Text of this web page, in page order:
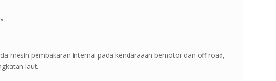
mesin pembakaran internal pada kendaraaan bemotor dan off road,
laut.